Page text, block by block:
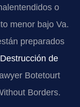
o
menor bajo Va.
preparados
de
Botetourt
Borders.